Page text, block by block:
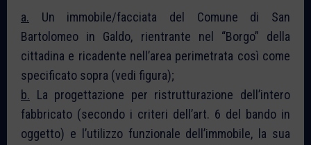
a. Un immobile/facciata del Comune di San
Bartolomeo in Galdo, rientrante nel “Borgo” della
cittadina e ricadente nell’area perimetrata così come
specificato sopra (vedi figura);
b. La progettazione per ristrutturazione dell’intero
fabbricato (secondo i criteri dell’art. 6 del bando in
oggetto) e l’utilizzo funzionale dell’immobile, la sua